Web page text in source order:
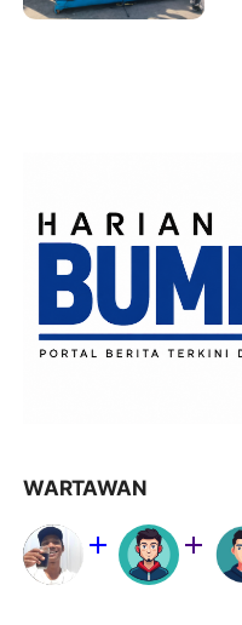
WARTAWAN